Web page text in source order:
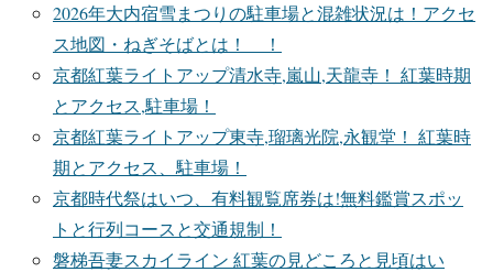
2026年大内宿雪まつりの駐車場と混雑状況は！アクセ
ス地図・ねぎそばとは！ ！
京都紅葉ライトアップ清水寺,嵐山,天龍寺！ 紅葉時期
とアクセス,駐車場！
京都紅葉ライトアップ東寺,瑠璃光院,永観堂！ 紅葉時
期とアクセス、駐車場！
京都時代祭はいつ、有料観覧席券は!無料鑑賞スポッ
トと行列コースと交通規制！
磐梯吾妻スカイライン 紅葉の見どころと見頃はい